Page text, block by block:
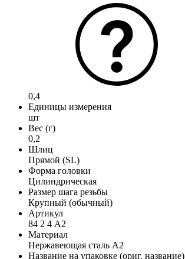
0,4
Единицы измерения
шт
Вес (г)
0,2
Шлиц
Прямой (SL)
Форма головки
Цилиндрическая
Размер шага резьбы
Крупный (обычный)
Артикул
84 2 4 А2
Материал
Нержавеющая сталь А2
Название на упаковке (ориг. название)